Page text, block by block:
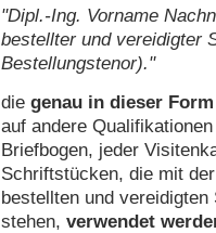
"Dipl.-Ing. Vorname
bestellter und vereidigter
Bestellungstenor)."
die genau in dieser Form
auf andere
Briefbogen, jeder
Schriftstücken, die mit
bestellten und
stehen, verwendet